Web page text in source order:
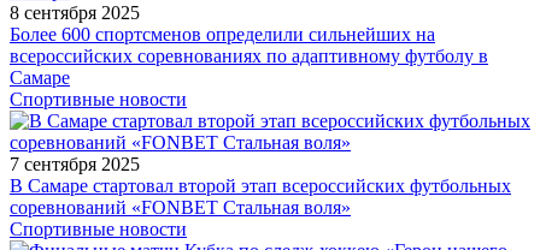
8 сентября 2025
Более 600 спортсменов определили сильнейших на
всероссийских соревнованиях по адаптивному футболу в
Самаре
Спортивные новости
7 сентября 2025
В Самаре стартовал второй этап всероссийских футбольных
соревнований «FONBET Стальная воля»
Спортивные новости